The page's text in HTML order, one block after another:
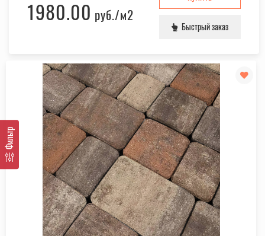
Фильтр
1980.00 руб./м2
Быстрый заказ